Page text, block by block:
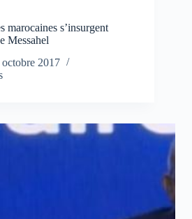
marocaines s’insurgent
Messahel
2017